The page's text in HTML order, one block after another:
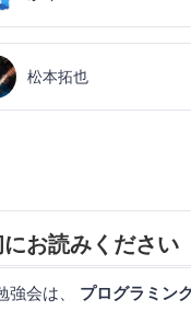
松本拓也
お読みください
強会は、 プログラミン